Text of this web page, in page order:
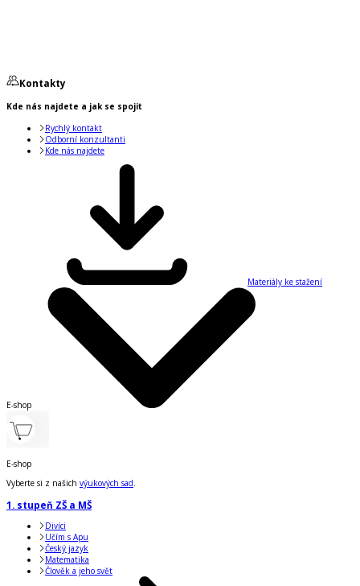
Kontakty
Kde nás najdete a jak se spojit
Rychlý kontakt
Odborní konzultanti
Kde nás najdete
Materiály ke stažení
E-shop
E-shop
Vyberte si z našich výukových sad.
1. stupeň ZŠ a MŠ
Divíci
Učím s Apu
Český jazyk
Matematika
Člověk a jeho svět